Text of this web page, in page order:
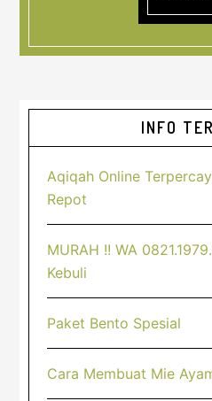
Sidebar
Utama
INFO
Aqiqah Online
Repot
MURAH !! WA
Kebuli
Paket Bento Spesial
Cara Membuat Mie